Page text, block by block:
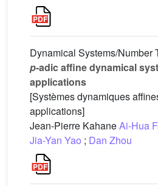
Dynamical Systems/Number
p-adic affine dynamical
applications
[Systèmes dynamiques
applications]
Jean-Pierre KahaneAi-Hua
Jia-Yan Yao ; Dan Zhou